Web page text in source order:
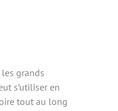
grands
s’utiliser en
tout au long